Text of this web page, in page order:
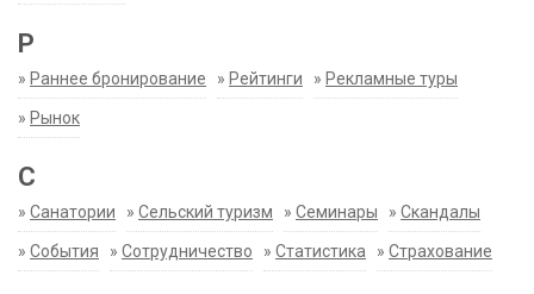
Р
» Раннее бронирование » Рейтинги » Рекламные туры
» Рынок
С
» Санатории » Сельский туризм » Семинары » Скандалы
» События » Сотрудничество » Статистика » Страхование